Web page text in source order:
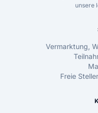
unsere
Vermarktung,
Freie